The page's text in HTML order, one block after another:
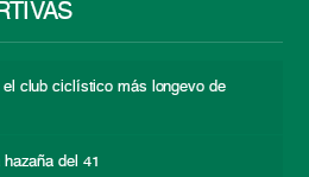
el club ciclístico más longevo de
del 41